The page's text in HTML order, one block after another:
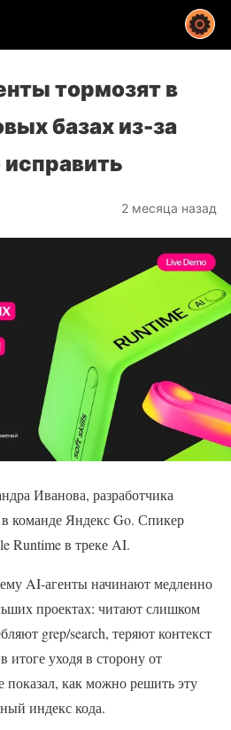
тормозят в
базах из-за
исправить
2 месяца назад
Иванова, разработчика
команде Яндекс Go. Спикер
Runtime в треке AI.
AI-агенты начинают медленно
проектах: читают слишком
grep/search, теряют контекст
итоге уходя в сторону от
показал, как можно решить эту
индекс кода.